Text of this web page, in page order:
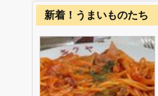
新着！うまいものたち